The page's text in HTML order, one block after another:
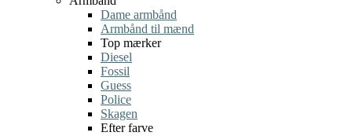
Dame armbånd
Armbånd til mænd
Top mærker
Diesel
Fossil
Guess
Police
Skagen
Efter farve